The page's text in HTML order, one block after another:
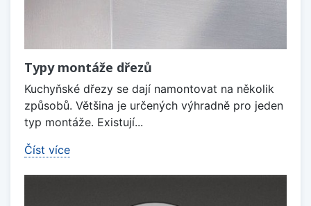
Typy montáže dřezů
Kuchyňské dřezy se dají namontovat na několik
způsobů. Většina je určených výhradně pro jeden
typ montáže. Existují...
Číst více